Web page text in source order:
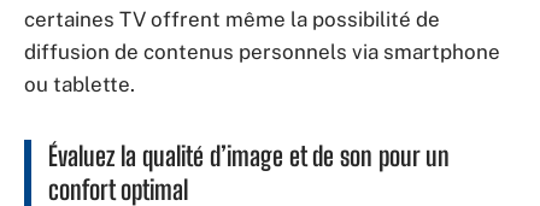
certaines TV offrent même la possibilité de
diffusion de contenus personnels via smartphone
ou tablette.
Évaluez la qualité d’image et de son pour un
confort optimal